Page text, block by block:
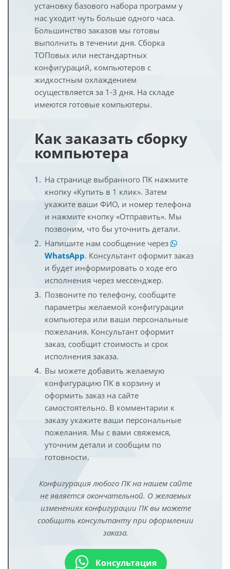
установку базового набора программ у
нас уходит чуть больше одного часа.
Большинство заказов мы готовы
выполнить в течении дня. Сборка
ТОПовых или нестандартных
конфигураций, компьютеров с
жидкостным охлаждением
осуществляется за 1-3 дня. На складе
имеются готовые компьютеры.
Как заказать сборку
компьютера
На странице выбранного ПК нажмите
кнопку «Купить в 1 клик». Затем
укажите ваши ФИО, и номер телефона
и нажмите кнопку «Отправить». Мы
позвоним, что бы уточнить детали.
Напишите нам сообщение через
WhatsApp. Консультант оформит заказ
и будет информировать о ходе его
исполнения через мессенджер.
Позвоните по телефону, сообщите
параметры желаемой конфигурации
компьютера или ваши персональные
пожелания. Консультант оформит
заказ, сообщит стоимость и срок
исполнения заказа.
Вы можете добавить желаемую
конфигурацию ПК в корзину и
оформить заказ на сайте
самостоятельно. В комментарии к
заказу укажите ваши персональные
пожелания. Мы с вами свяжемся,
уточним детали и сообщим по
готовности.
Конфигурация любого ПК на нашем сайте
не является окончательной. О желаемых
изменениях конфигурации ПК вы можете
сообщить консультанту при оформлении
заказа.
Консультация